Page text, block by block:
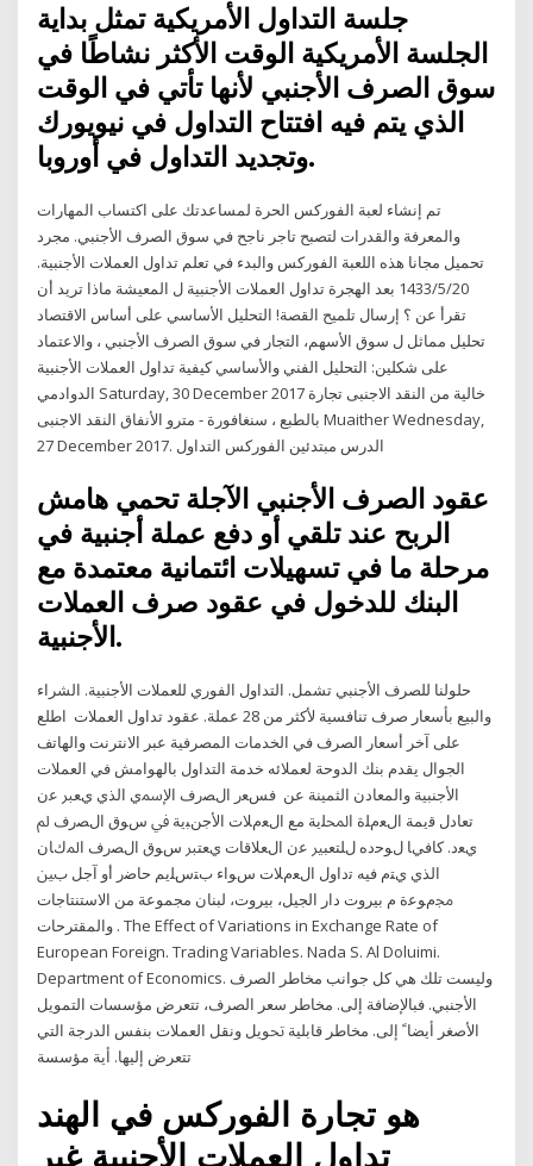
جلسة التداول الأمريكية تمثل بداية
الجلسة الأمريكية الوقت الأكثر نشاطًا في
سوق الصرف الأجنبي لأنها تأتي في الوقت
الذي يتم فيه افتتاح التداول في نيويورك
وتجديد التداول في أوروبا.
تم إنشاء لعبة الفوركس الحرة لمساعدتك على اكتساب المهارات
والمعرفة والقدرات لتصبح تاجر ناجح في سوق الصرف الأجنبي. مجرد
تحميل مجانا هذه اللعبة الفوركس والبدء في تعلم تداول العملات الأجنبية.
20‏‏/5‏‏/1433 بعد الهجرة تداول العملات الأجنبية ل المعيشة ماذا تريد أن
تقرأ عن ؟ إرسال تلميح القصة! التحليل الأساسي على أساس الاقتصاد
تحليل مماثل ل سوق الأسهم، التجار في سوق الصرف الأجنبي ، والاعتماد
على شكلين: التحليل الفني والأساسي كيفية تداول العملات الأجنبية
الدوادمي Saturday, 30 December 2017 خالية من النقد الاجنبى تجارة
بالطبع ، سنغافورة - مترو الأنفاق النقد الاجنبى Muaither Wednesday,
27 December 2017. الدرس مبتدئين الفوركس التداول
عقود الصرف الأجنبي الآجلة تحمي هامش
الربح عند تلقي أو دفع عملة أجنبية في
مرحلة ما في تسهيلات ائتمانية معتمدة مع
البنك للدخول في عقود صرف العملات
الأجنبية.
حلولنا للصرف الأجنبي تشمل. التداول الفوري للعملات الأجنبية. الشراء
والبيع بأسعار صرف تنافسية لأكثر من 28 عملة. عقود تداول العملات اطلع
على آخر أسعار الصرف في الخدمات المصرفية عبر الانترنت والهاتف
الجوال يقدم بنك الدوحة لعملائه خدمة التداول بالهوامش في العملات
الأجنبية والمعادن الثمينة عن فسﻌر الﺼرف اﻹﲰي الذي يﻌﱪ ﻋن
ﺗﻌﺎدل ﻗيمة الﻌمﻠة اﶈﻠية مع الﻌمﻼت اﻷجنﺒية ﰲ سﻮق الﺼرف ﱂ
يﻌد. ﻛﺎفيﺎ لﻮﺣده لﻠﺘﻌﺒﲑ ﻋن الﻌﻼﻗﺎت يﻌﺘﱪ سﻮق الﺼرف اﳌكﺎن
الذي يﺘم فيه ﺗداول الﻌمﻼت سﻮاء بﺘسﻠيم ﺣﺎﺿر أو آجل بﲔ
ﳎمﻮﻋة م بيروت دار الجيل، بيروت، لبنان ﻣﺠﻤﻮﻋﺔ ﻣﻦ اﻻﺳﺘﻨﺘﺎﺟﺎت
واﻟﻤﻘﺘﺮﺣﺎت . The Effect of Variations in Exchange Rate of
European Foreign. Trading Variables. Nada S. Al Doluimi.
Department of Economics. ﻭﻟﻴﺴﺖ ﺗﻠﻚ ﻫﻲ ﻛﻞ ﺟﻮﺍﻧﺐ ﻣﺨﺎﻃﺮ ﺍﻟﺼﺮﻑ
ﺍﻷﺟﻨﺒﻲ. ﻓﺒﺎﻹﺿﺎﻓﺔ ﺇﻟﻰ. ﻣﺨﺎﻃﺮ ﺳﻌﺮ ﺍﻟﺼﺮﻑ، ﺗﺘﻌﺮﺽ ﻣﺆﺳﺴﺎﺕ ﺍﻟﺘﻤﻮﻳﻞ
ﺍﻷﺻﻐﺮ ﺃﻳﻀﺎﹰ ﺇﻟﻰ. ﻣﺨﺎﻃﺮ ﻗﺎﺑﻠﻴﺔ ﲢﻮﻳﻞ ﻭﻧﻘﻞ ﺍﻟﻌﻤﻼﺕ ﺑﻨﻔﺲ ﺍﻟﺪﺭﺟﺔ ﺍﻟﺘﻲ
هو تجارة الفوركس في الهند
تداول العملات الأجنبية غير